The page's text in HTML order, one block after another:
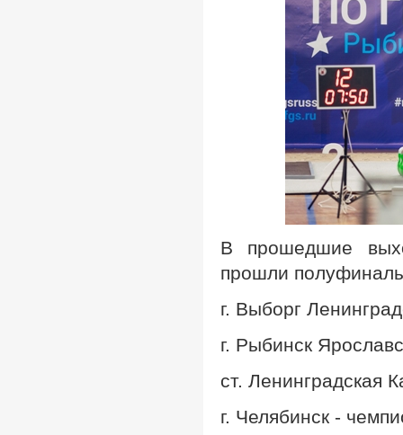
В прошедшие
прошли
г. Выборг
г. Рыбинск
ст. Ленинградская
г. Челябинск -